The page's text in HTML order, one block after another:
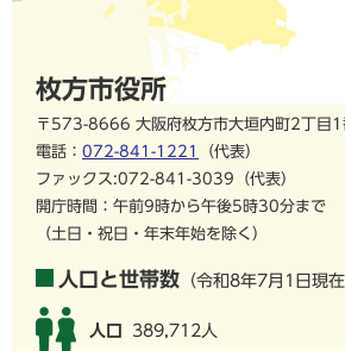
枚方市役所
〒573-8666 大阪府枚方市大垣内町2丁目
電話： 072-841-1221
（代表）
ファックス:072-841-3039（代表）
開庁時間：午前9時から午後5時30分まで
（土日・祝日・年末年始を除く）
人口と世帯数 （令和8年7月1日現在
人口 389,712人